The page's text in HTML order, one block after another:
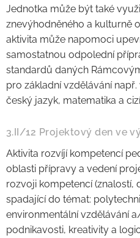
Jednotka může být také
znevýhodněného a kulturně
aktivita může napomoci
samostatnou odpolední
standardů daných
pro základní vzdělávání
český jazyk, matematika a
3.II/12 Projektový den ve
Aktivita rozvíjí kompetencí
oblasti přípravy a vedení
rozvoji kompetencí (znalostí,
spadající do témat:
environmentální vzdělávání
podnikavosti, kreativity a